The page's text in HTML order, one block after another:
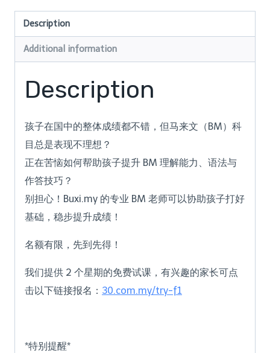
Description
Additional information
Description
孩子在国中的整体成绩都不错，但马来文（BM）科
目总是表现不理想？
正在苦恼如何帮助孩子提升 BM 理解能力、语法与
作答技巧？
别担心！Buxi.my 的专业 BM 老师可以协助孩子打好
基础，稳步提升成绩！
名额有限，先到先得！
我们提供 2 个星期的免费试课，有兴趣的家长可点
击以下链接报名： 30.com.my/try-f1
*特别提醒*